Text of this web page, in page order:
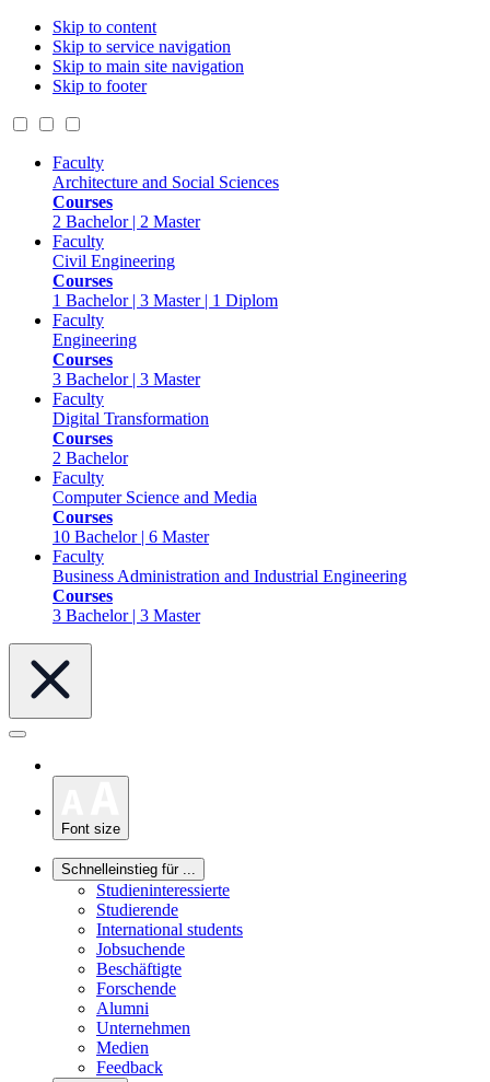
Skip to content
Skip to service navigation
Skip to main site navigation
Skip to footer
Faculty
Architecture and Social Sciences
Courses
2 Bachelor | 2 Master
Faculty
Civil Engineering
Courses
1 Bachelor | 3 Master | 1 Diplom
Faculty
Engineering
Courses
3 Bachelor | 3 Master
Faculty
Digital Transformation
Courses
2 Bachelor
Faculty
Computer Science and Media
Courses
10 Bachelor | 6 Master
Faculty
Business Administration and Industrial Engineering
Courses
3 Bachelor | 3 Master
Font size
Schnelleinstieg für ...
Studieninteressierte
Studierende
International students
Jobsuchende
Beschäftigte
Forschende
Alumni
Unternehmen
Medien
Feedback